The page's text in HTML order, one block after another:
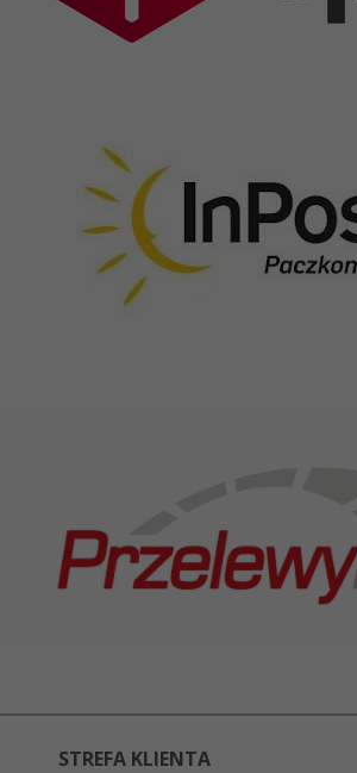
STREFA KLIENTA